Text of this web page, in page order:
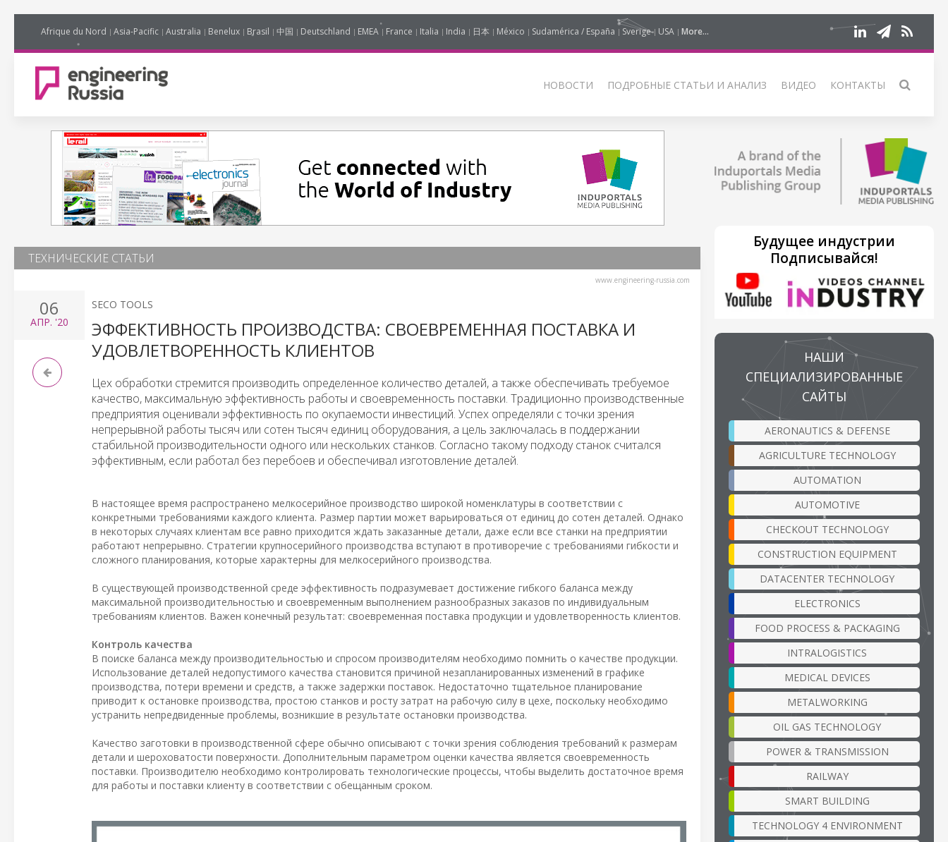
Afrique du Nord Asia-Pacific Australia Benelux Brasil 中国 Deutschland EMEA France Italia India 日本 México Sudamérica / España Sverige USA More...
НОВОСТИ ПОДРОБНЫЕ СТАТЬИ И АНАЛИЗ ВИДЕО КОНТАКТЫ
ТЕХНИЧЕСКИЕ СТАТЬИ
www.engineering-russia.com
06
АПР. '20
SECO TOOLS
ЭФФЕКТИВНОСТЬ ПРОИЗВОДСТВА: СВОЕВРЕМЕННАЯ ПОСТАВКА И
УДОВЛЕТВОРЕННОСТЬ КЛИЕНТОВ
Цех обработки стремится производить определенное количество деталей, а также обеспечивать требуемое
качество, максимальную эффективность работы и своевременность поставки. Традиционно производственные
предприятия оценивали эффективность по окупаемости инвестиций. Успех определяли с точки зрения
непрерывной работы тысяч или сотен тысяч единиц оборудования, а цель заключалась в поддержании
стабильной производительности одного или нескольких станков. Согласно такому подходу станок считался
эффективным, если работал без перебоев и обеспечивал изготовление деталей.
В настоящее время распространено мелкосерийное производство широкой номенклатуры в соответствии с
конкретными требованиями каждого клиента. Размер партии может варьироваться от единиц до сотен деталей. Однако
в некоторых случаях клиентам все равно приходится ждать заказанные детали, даже если все станки на предприятии
работают непрерывно. Стратегии крупносерийного производства вступают в противоречие с требованиями гибкости и
сложного планирования, которые характерны для мелкосерийного производства.
В существующей производственной среде эффективность подразумевает достижение гибкого баланса между
максимальной производительностью и своевременным выполнением разнообразных заказов по индивидуальным
требованиям клиентов. Важен конечный результат: своевременная поставка продукции и удовлетворенность клиентов.
Контроль качества
В поиске баланса между производительностью и спросом производителям необходимо помнить о качестве продукции.
Использование деталей недопустимого качества становится причиной незапланированных изменений в графике
производства, потери времени и средств, а также задержки поставок. Недостаточно тщательное планирование
приводит к остановке производства, простою станков и росту затрат на рабочую силу в цехе, поскольку необходимо
устранить непредвиденные проблемы, возникшие в результате остановки производства.
Качество заготовки в производственной сфере обычно описывают с точки зрения соблюдения требований к размерам
детали и шероховатости поверхности. Дополнительным параметром оценки качества является своевременность
поставки. Производителю необходимо контролировать технологические процессы, чтобы выделить достаточное время
для работы и поставки клиенту в соответствии с обещанным сроком.
Будущее индустрии
Подписывайся!
НАШИ
СПЕЦИАЛИЗИРОВАННЫЕ
САЙТЫ
AERONAUTICS & DEFENSE
AGRICULTURE TECHNOLOGY
AUTOMATION
AUTOMOTIVE
CHECKOUT TECHNOLOGY
CONSTRUCTION EQUIPMENT
DATACENTER TECHNOLOGY
ELECTRONICS
FOOD PROCESS & PACKAGING
INTRALOGISTICS
MEDICAL DEVICES
METALWORKING
OIL GAS TECHNOLOGY
POWER & TRANSMISSION
RAILWAY
SMART BUILDING
TECHNOLOGY 4 ENVIRONMENT